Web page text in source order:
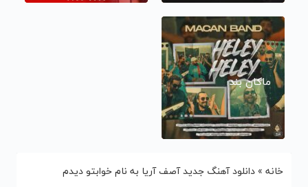
ماکان بند
خانه » دانلود آهنگ جدید آصف آریا به نام خوابتو دیدم